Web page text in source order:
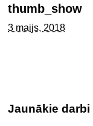
thumb_show
3 maijs, 2018
Jaunākie darbi